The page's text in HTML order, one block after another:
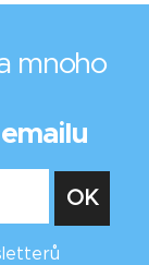
mnoho